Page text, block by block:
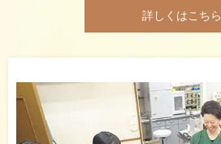
詳しくはこちら